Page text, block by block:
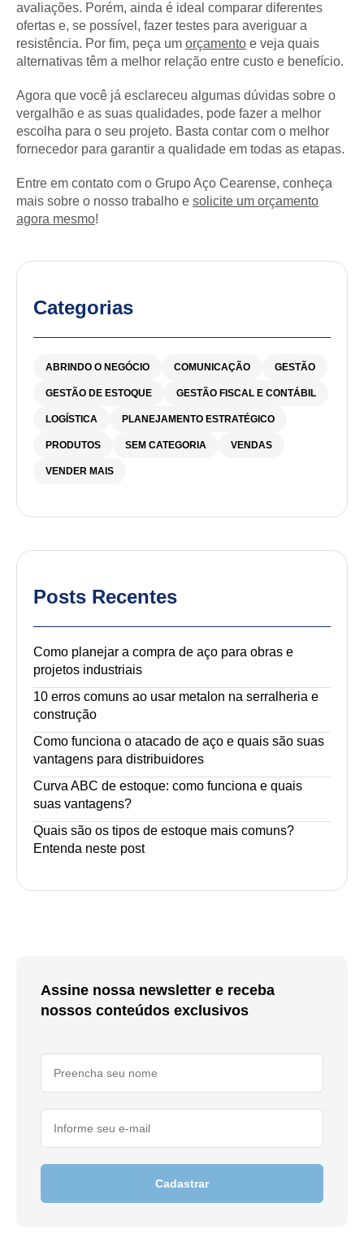
avaliações. Porém, ainda é ideal comparar diferentes
ofertas e, se possível, fazer testes para averiguar a
resistência. Por fim, peça um orçamento e veja quais
alternativas têm a melhor relação entre custo e benefício.
Agora que você já esclareceu algumas dúvidas sobre o
vergalhão e as suas qualidades, pode fazer a melhor
escolha para o seu projeto. Basta contar com o melhor
fornecedor para garantir a qualidade em todas as etapas.
Entre em contato com o Grupo Aço Cearense, conheça
mais sobre o nosso trabalho e solicite um orçamento
agora mesmo!
Categorias
ABRINDO O NEGÓCIO COMUNICAÇÃO GESTÃO
GESTÃO DE ESTOQUE GESTÃO FISCAL E CONTÁBIL
LOGÍSTICA PLANEJAMENTO ESTRATÉGICO
PRODUTOS SEM CATEGORIA VENDAS
VENDER MAIS
Posts Recentes
Como planejar a compra de aço para obras e
projetos industriais
10 erros comuns ao usar metalon na serralheria e
construção
Como funciona o atacado de aço e quais são suas
vantagens para distribuidores
Curva ABC de estoque: como funciona e quais
suas vantagens?
Quais são os tipos de estoque mais comuns?
Entenda neste post
Assine nossa newsletter e receba
nossos conteúdos exclusivos
Cadastrar